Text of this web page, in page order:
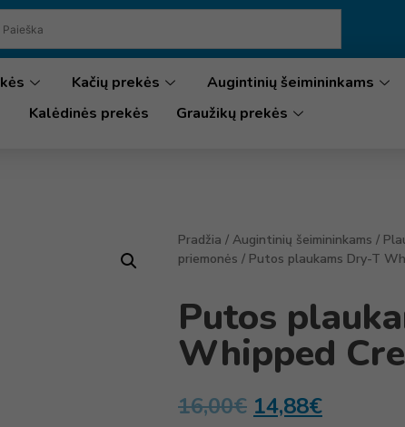
Kačių prekės Augintinių šeimininkams
Kalėdinės prekės
Graužikų prekės
Pradžia / Augintinių šeimininkams /
priemonės / Putos plaukams Dry-T
Putos
Whipped
16,00€ 14,88€